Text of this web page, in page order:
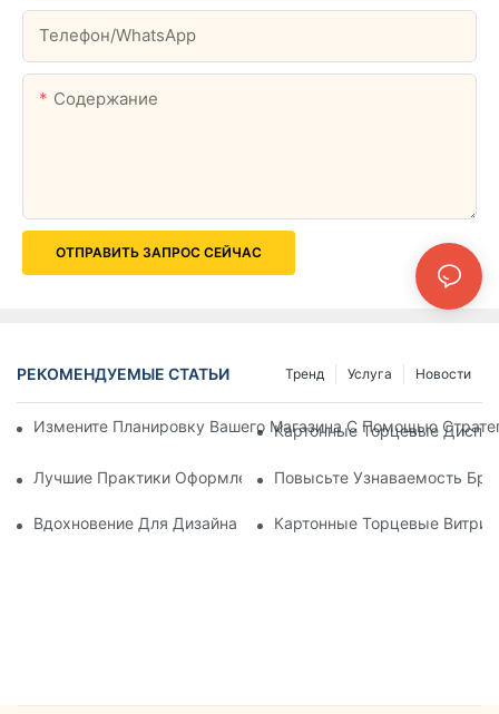
Телефон/WhatsApp
Содержание
ОТПРАВИТЬ ЗАПРОС СЕЙЧАС
РЕКОМЕНДУЕМЫЕ СТАТЬИ Новости
Услуга
Тренд
Измените Планировку Вашего Магазина С Помощью
Картонные Торцевые
Лучшие Практики Оформления Торцевых Крышек
Повысьте Узнаваемость
Вдохновение Для Дизайна Торцевых Крышек
Картонные Торцевые